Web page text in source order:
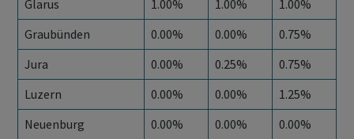
Glarus
1.00% 1.00%
1.00%
Graubünden
0.00% 0.00%
0.75%
Jura
0.00% 0.25%
0.75%
Luzern
0.00% 0.00%
1.25%
Neuenburg
0.00% 0.00%
0.00%